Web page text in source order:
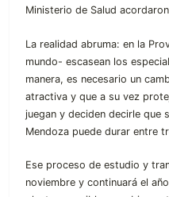
Ministerio de Salud
La realidad abruma: en la
mundo- escasean los
manera, es necesario un
atractiva y que a su vez
juegan y deciden decirle que
Mendoza puede durar entre
Ese proceso de estudio y
noviembre y continuará el